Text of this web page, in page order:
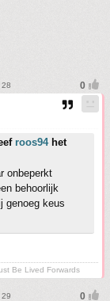
28
roos94het
onbeperkt
behoorlijk
genoeg keus
Be Lived Forwards
29